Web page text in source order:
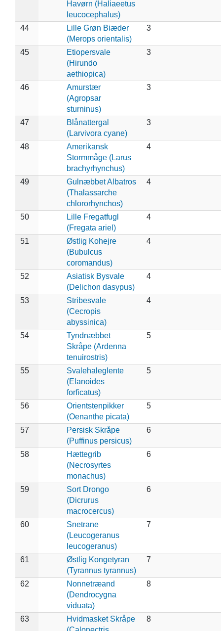
Havørn (Haliaeetus
leucocephalus)
44
Lille Grøn Biæder
(Merops orientalis)
3
45
Etiopersvale
(Hirundo
aethiopica)
3
46
Amurstær
(Agropsar
sturninus)
3
47
Blånattergal
(Larvivora cyane)
3
48
Amerikansk
Stormmåge (Larus
brachyrhynchus)
4
49
Gulnæbbet Albatros
(Thalassarche
chlororhynchos)
4
50
Lille Fregatfugl
(Fregata ariel)
4
51
Østlig Kohejre
(Bubulcus
coromandus)
4
52
Asiatisk Bysvale
(Delichon dasypus)
4
53
Stribesvale
(Cecropis
abyssinica)
4
54
Tyndnæbbet
Skråpe (Ardenna
tenuirostris)
5
55
Svalehaleglente
(Elanoides
forficatus)
5
56
Orientstenpikker
(Oenanthe picata)
5
57
Persisk Skråpe
(Puffinus persicus)
6
58
Hættegrib
(Necrosyrtes
monachus)
6
59
Sort Drongo
(Dicrurus
macrocercus)
6
60
Snetrane
(Leucogeranus
leucogeranus)
7
61
Østlig Kongetyran
(Tyrannus tyrannus)
7
62
Nonnetræand
(Dendrocygna
viduata)
8
63
Hvidmasket Skråpe
8